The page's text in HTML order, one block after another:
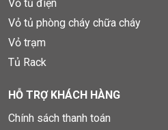
Vỏ tủ điện
Vỏ tủ phòng cháy chữa cháy
Vỏ trạm
Tủ Rack
HỖ TRỢ KHÁCH HÀNG
Chính sách thanh toán